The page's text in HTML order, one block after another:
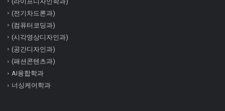
(전기차드론과)
(컴퓨터코딩과)
(시각영상디자인과)
(공간디자인과)
(패션콘텐츠과)
AI융합학과
너싱케어학과